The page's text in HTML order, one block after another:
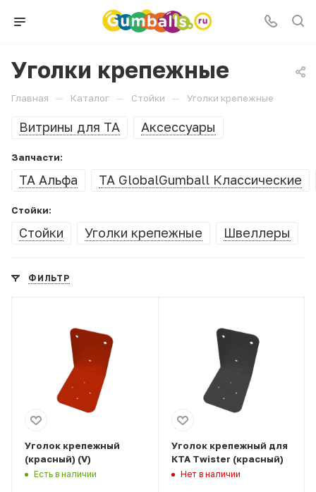
Уголки крепежные
Главная — Каталог — Стойки — Уголки крепежные
Витрины для ТА Аксессуары
Запчасти:
ТА Альфа ТА GlobalGumball Классические
Стойки:
Стойки Уголки крепежные Швеллеры
ФИЛЬТР
Уголок крепежный
(красный) (V)
Есть в наличии
Уголок крепежный для
КТА Twister (красный)
Нет в наличии